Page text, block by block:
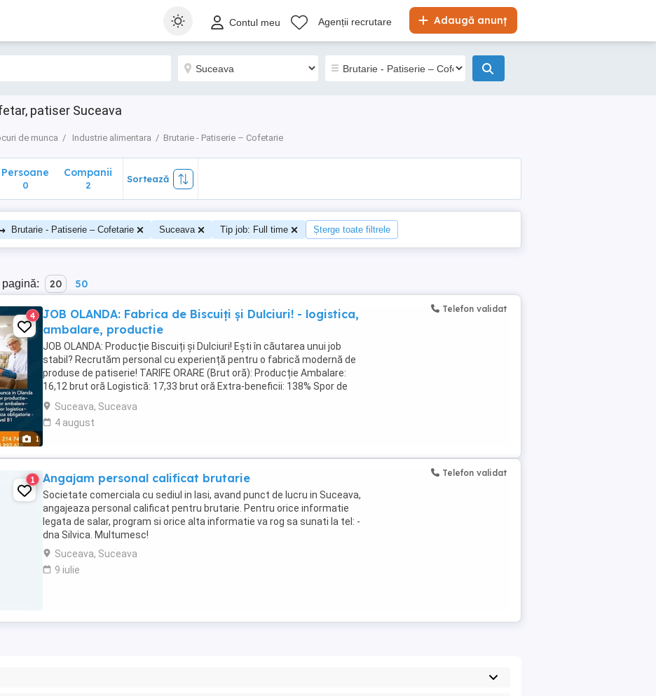
Adaugă anunț
Contul meu Agenții recrutare
patiser Suceava
de munca Industrie alimentara Brutarie - Patiserie – Cofetarie
Persoane
0
Companii
2
Sortează
Brutarie - Patiserie – Cofetarie Suceava Tip job: Full time Șterge toate filtrele
20 50
1
4
JOB OLANDA: Fabrica de Biscuiți și Dulciuri! - logistica,
ambalare, productie
JOB OLANDA: Producție Biscuiți și Dulciuri! Ești în căutarea unui job
stabil? Recrutăm personal cu experiență pentru o fabrică modernă de
produse de patiserie! TARIFE ORARE (Brut oră): Producție Ambalare:
16,12 brut oră Logistică: 17,33 brut oră Extra-beneficii: 138% Spor de
tură (pentru ...
Suceava, Suceava
4 august
Telefon validat
1 Angajam personal calificat brutarie
Societate comerciala cu sediul in Iasi, avand punct de lucru in Suceava,
angajeaza personal calificat pentru brutarie. Pentru orice informatie
legata de salar, program si orice alta informatie va rog sa sunati la tel: -
dna Silvica. Multumesc!
Suceava, Suceava
9 iulie
Telefon validat